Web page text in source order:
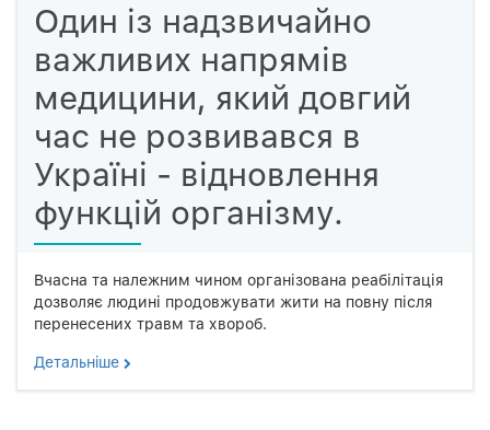
Один із надзвичайно
важливих напрямів
медицини, який довгий
час не розвивався в
Україні - відновлення
функцій організму.
Вчасна та належним чином організована реабілітація
дозволяє людині продовжувати жити на повну після
перенесених травм та хвороб.
Детальнiше